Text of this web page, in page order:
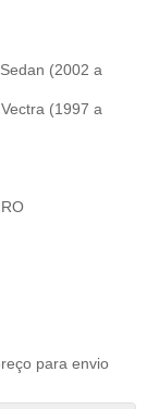
(2002 a
(1997 a
para envio